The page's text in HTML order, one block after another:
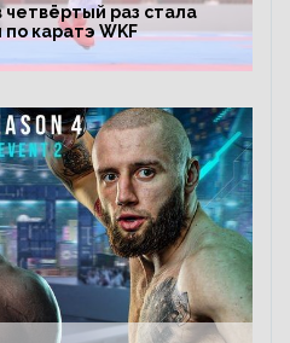
раз стала
каратэ WKF